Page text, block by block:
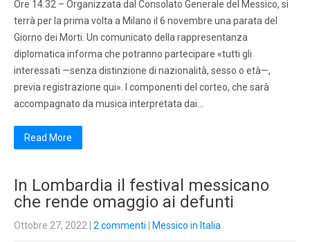
Ore 14.32 – Organizzata dal Consolato Generale del Messico, si
terrà per la prima volta a Milano il 6 novembre una parata del
Giorno dei Morti. Un comunicato della rappresentanza
diplomatica informa che potranno partecipare «tutti gli
interessati —senza distinzione di nazionalità, sesso o età—,
previa registrazione qui». I componenti del corteo, che sarà
accompagnato da musica interpretata dai…
Read More
In Lombardia il festival messicano
che rende omaggio ai defunti
Ottobre 27, 2022 2 commenti Messico in Italia